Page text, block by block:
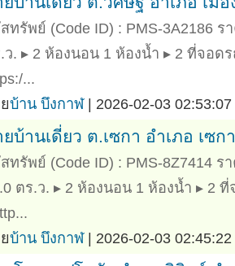
ทรัพย์ (Code ID) : PMS-3A2186 ร
ว. ▸ 2 ห้องนอน 1 ห้องน้ำ ▸ 2 ที่จอ
...
บ้าน บึงกาฬ| 2026-02-03
บ้านเดี่ยว ต.เซกา อำเภอ เซก
ทรัพย์ (Code ID) : PMS-8Z7414 ร
ตร.ว. ▸ 2 ห้องนอน 1 ห้องน้ำ ▸ 2
บ้าน บึงกาฬ| 2026-02-03